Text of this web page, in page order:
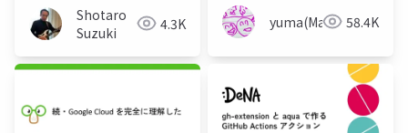
Shotaro
Suzuki
4.3K yuma(Maki) 58.4K